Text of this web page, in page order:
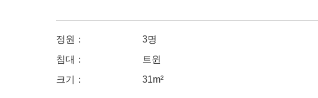
정원：
3명
침대：
트윈
크기：
31m²